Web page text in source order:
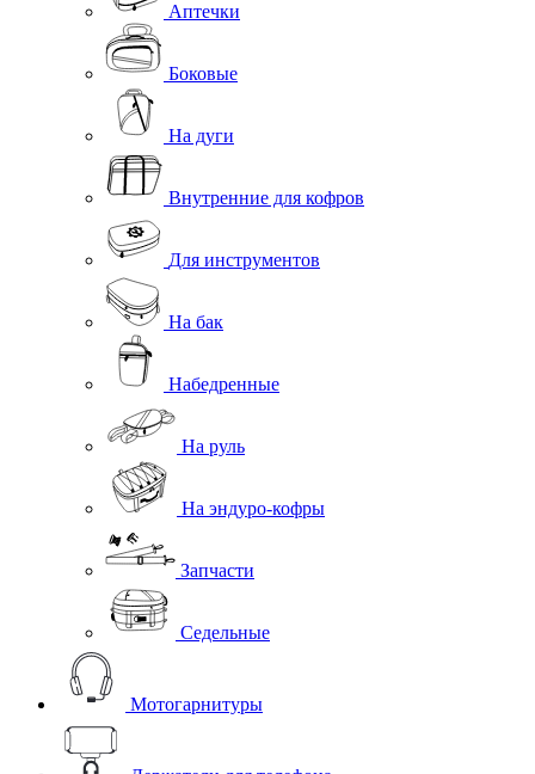
Аптечки
Боковые
На дуги
Внутренние для кофров
Для инструментов
На бак
Набедренные
На руль
На эндуро-кофры
Запчасти
Седельные
Мотогарнитуры